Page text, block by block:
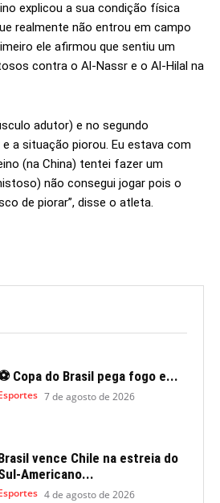
explicou a sua condição física
realmente não entrou em campo
ele afirmou que sentiu um
contra o Al-Nassr e o Al-Hilal na
adutor) e no segundo
a situação piorou. Eu estava com
(na China) tentei fazer um
não consegui jogar pois o
de piorar”, disse o atleta.
Copa do Brasil pega fogo e...
7 de agosto de 2026
vence Chile na estreia do
Americano...
4 de agosto de 2026